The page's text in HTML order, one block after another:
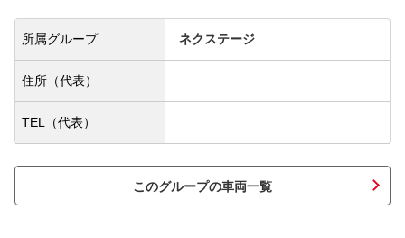
所属グループ ネクステージ
住所（代表）
TEL（代表）
このグループの車両一覧